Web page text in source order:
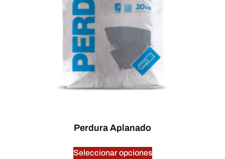
Perdura Aplanado
Seleccionar opciones